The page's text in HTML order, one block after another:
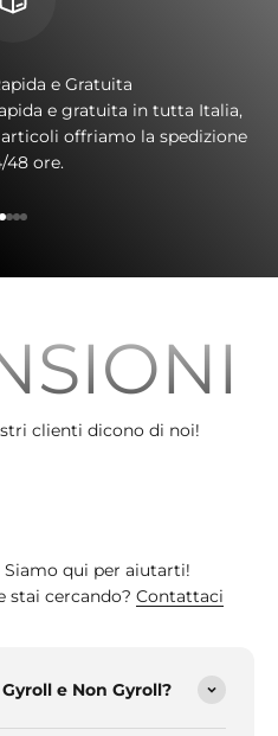
e Gratuita
e gratuita in tutta Italia,
offriamo la spedizione
48 ore.
clienti dicono di noi!
Siamo qui per aiutarti!
stai cercando? Contattaci
e Non Gyroll?